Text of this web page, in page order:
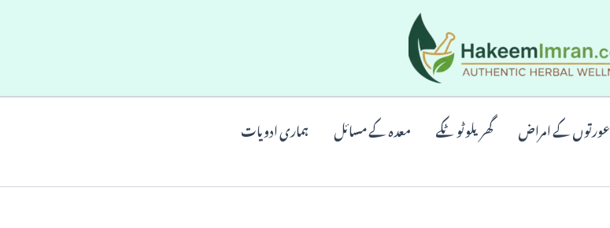
عورتوں کے امراض گھریلو ٹوٹکے معدہ کے مسائل
ہماری ادویات